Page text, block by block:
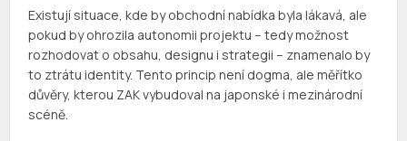
Existují situace, kde by obchodní nabídka byla lákavá, ale
pokud by ohrozila autonomii projektu – tedy možnost
rozhodovat o obsahu, designu i strategii – znamenalo by
to ztrátu identity. Tento princip není dogma, ale měřítko
důvěry, kterou ZAK vybudoval na japonské i mezinárodní
scéně.